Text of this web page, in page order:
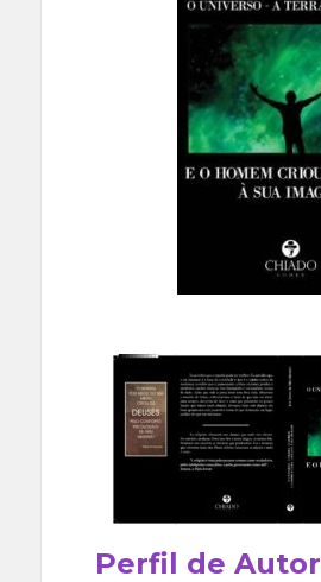
Perfil de Autor